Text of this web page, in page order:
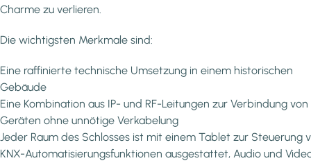
Charme zu verlieren.
Die wichtigsten Merkmale sind:
Eine raffinierte technische Umsetzung in einem historischen
Gebäude
Eine Kombination aus IP- und RF-Leitungen zur Verbindung von
Geräten ohne unnötige Verkabelung
Jeder Raum des Schlosses ist mit einem Tablet zur Steuerung
KNX-Automatisierungsfunktionen ausgestattet, Audio und